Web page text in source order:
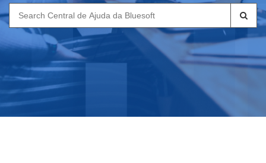
Search
for: